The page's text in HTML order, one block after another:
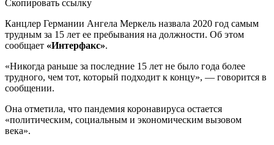
Скопировать ссылку
Канцлер Германии Ангела Меркель назвала 2020 год самым
трудным за 15 лет ее пребывания на должности. Об этом
сообщает «Интерфакс».
«Никогда раньше за последние 15 лет не было года более
трудного, чем тот, который подходит к концу», — говорится в
сообщении.
Она отметила, что пандемия коронавируса остается
«политическим, социальным и экономическим вызовом
века».